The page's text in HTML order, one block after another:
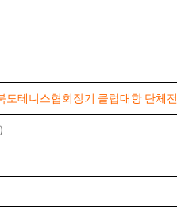
도테니스협회장기 클럽대항 단체전